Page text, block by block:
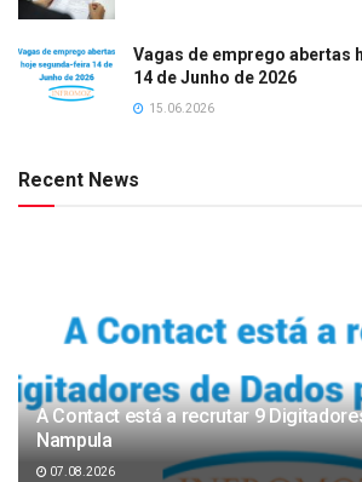
Vagas de emprego abertas
14 de Junho de 2026
15.06.2026
Recent News
A Contact está a recrutar 9
Nampula
07.08.2026